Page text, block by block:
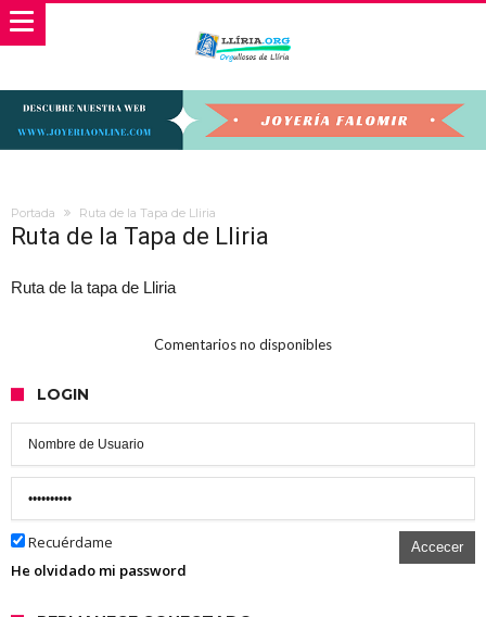
Portada Ruta de la Tapa de Lliria
Ruta de la Tapa de Lliria
Ruta de la tapa de Lliria
Comentarios no disponibles
LOGIN
Recuérdame Accecer
He olvidado mi password